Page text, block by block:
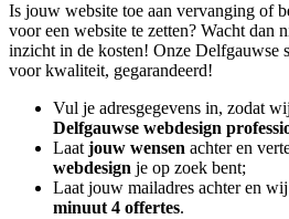
Is jouw website toe aan vervanging of
voor een website te zetten? Wacht dan
inzicht in de kosten! Onze Delfgauwse
voor kwaliteit, gegarandeerd!
Vul je adresgegevens in, zodat
Delfgauwse webdesign
Laat jouw wensen achter en
webdesign je op zoek bent;
Laat jouw mailadres achter en
minuut 4 offertes.